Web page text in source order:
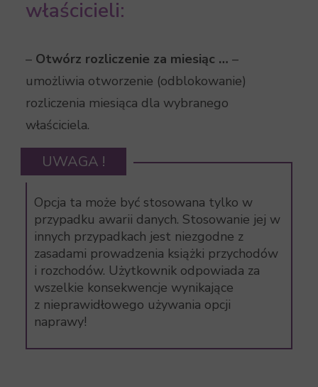
właścicieli:
– Otwórz rozliczenie za miesiąc … –
umożliwia otworzenie (odblokowanie)
rozliczenia miesiąca dla wybranego
właściciela.
UWAGA !
Opcja ta może być stosowana tylko w
przypadku awarii danych. Stosowanie jej w
innych przypadkach jest niezgodne z
zasadami prowadzenia książki przychodów
i rozchodów. Użytkownik odpowiada za
wszelkie konsekwencje wynikające
z nieprawidłowego używania opcji
naprawy!